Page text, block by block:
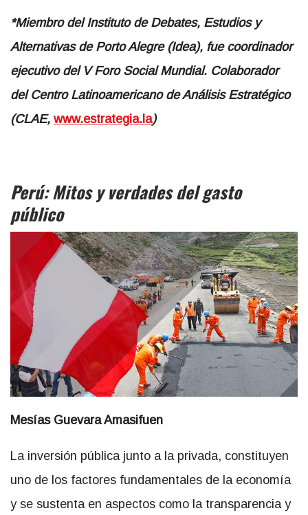
*Miembro del Instituto de Debates, Estudios y
Alternativas de Porto Alegre (Idea), fue coordinador
ejecutivo del V Foro Social Mundial. Colaborador
del Centro Latinoamericano de Análisis Estratégico
(CLAE, www.estrategia.la)
Perú: Mitos y verdades del gasto
público
Mesías Guevara Amasifuen
La inversión pública junto a la privada, constituyen
uno de los factores fundamentales de la economía
y se sustenta en aspectos como la transparencia y